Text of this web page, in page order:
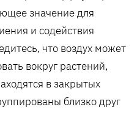
значение для
и содействия
что воздух может
вокруг растений,
в закрытых
близко друг